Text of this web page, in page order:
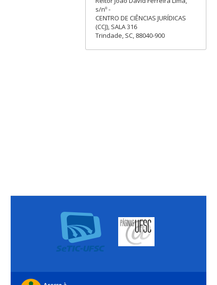
s/nº -
CENTRO DE CIÊNCIAS JURÍDICAS
(CCJ), SALA 316
Trindade, SC, 88040-900